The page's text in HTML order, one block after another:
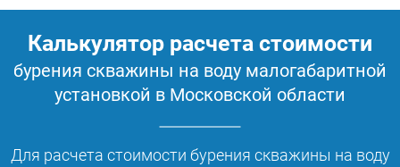
Калькулятор расчета стоимости
бурения скважины на воду малогабаритной
установкой в Московской области
Для расчета стоимости бурения скважины на воду